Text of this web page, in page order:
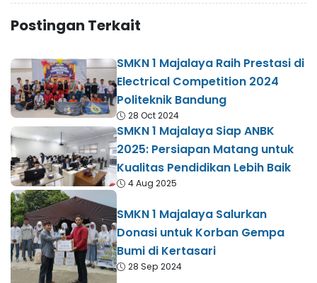
Postingan Terkait
SMKN 1 Majalaya Raih Prestasi di
Electrical Competition 2024
Politeknik Bandung
28 Oct 2024
SMKN 1 Majalaya Siap ANBK
2025: Persiapan Matang untuk
Kualitas Pendidikan Lebih Baik
4 Aug 2025
SMKN 1 Majalaya Salurkan
Donasi untuk Korban Gempa
Bumi di Kertasari
28 Sep 2024